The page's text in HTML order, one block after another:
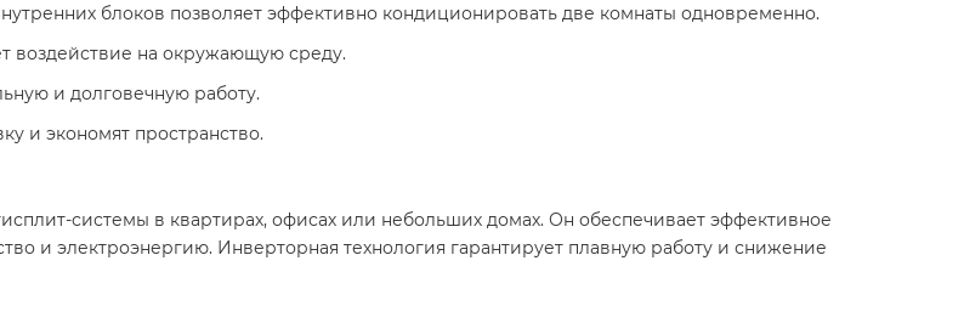
блоков позволяет эффективно кондиционировать две комнаты одновременно.​
воздействие на окружающую среду.​
и долговечную работу.​
и экономят пространство.​
системы в квартирах, офисах или небольших домах. Он обеспечивает эффективное
и электроэнергию. Инверторная технология гарантирует плавную работу и снижение